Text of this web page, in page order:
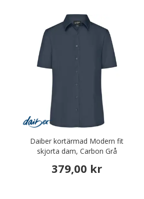
Daiber kortärmad Modern fit
skjorta dam, Carbon Grå
379,00 kr